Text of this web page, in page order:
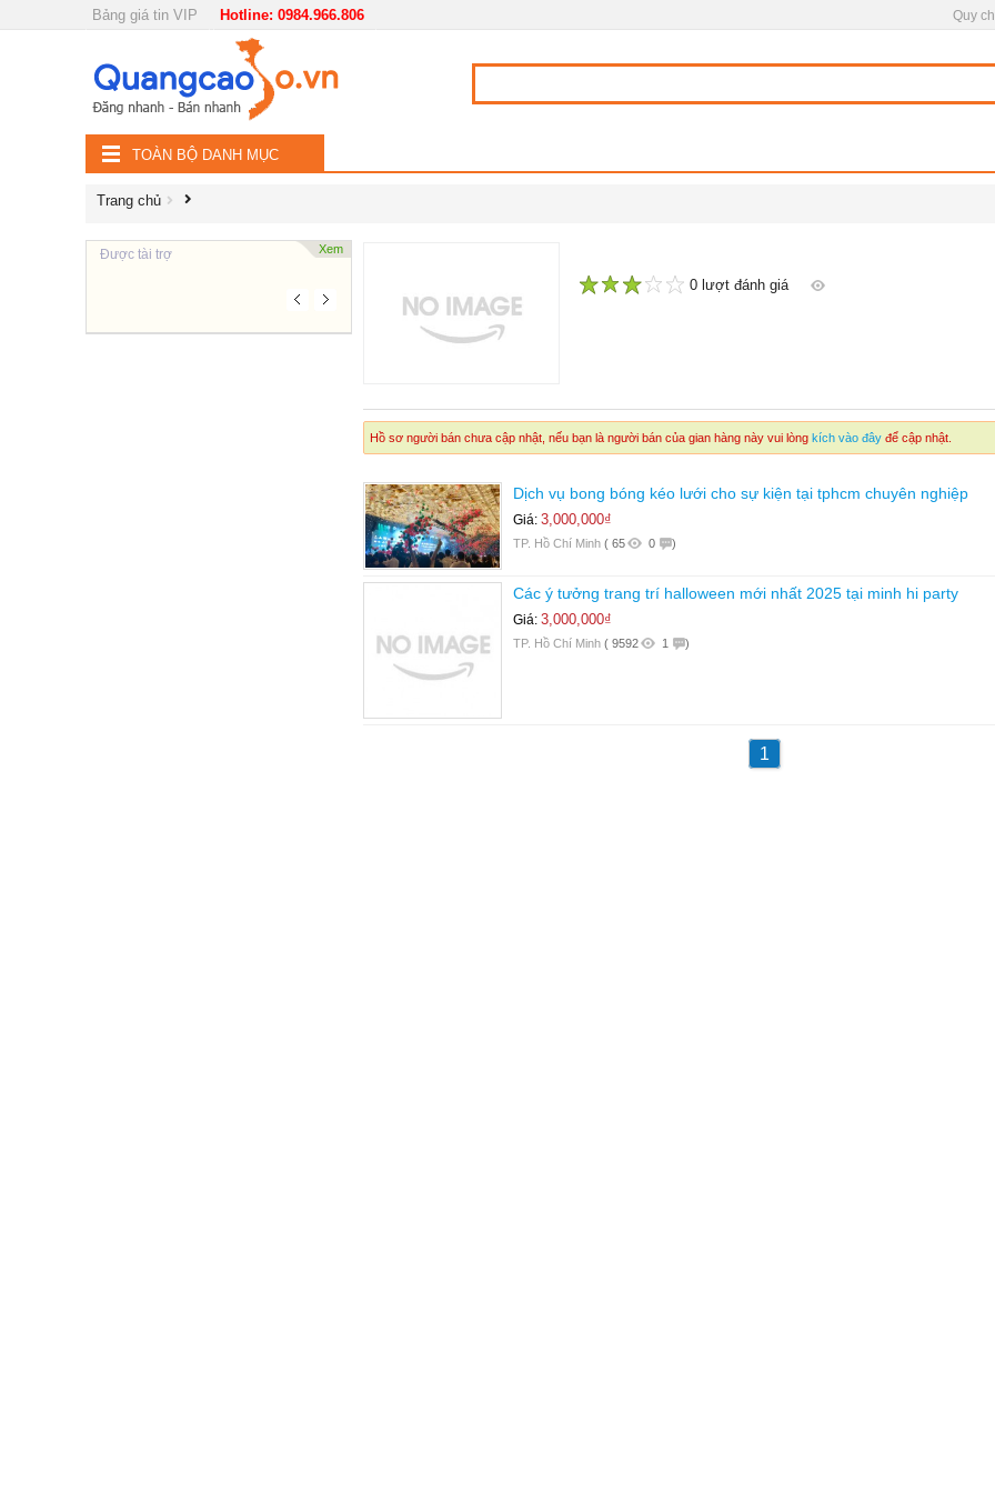
Bảng giá tin VIP Hotline: 0984.966.806 Quy
Nội, ngoại thất
Đồ gia dụng
Điện thoại, Viễn thông
TOÀN BỘ DANH MỤC
Trang chủ
Được tài trợ Xem
0 lượt đánh giá
Hồ sơ người bán chưa cập nhật, nếu bạn là người bán của gian hàng này vui lòng kích vào đây để cập nhật.
Dịch vụ bong bóng kéo lưới cho sự kiện tại tphcm chuyên nghiệp
Giá: 3,000,000₫
TP. Hồ Chí Minh ( 65 0 )
Các ý tưởng trang trí halloween mới nhất 2025 tại minh hi party
Giá: 3,000,000₫
TP. Hồ Chí Minh ( 9592 1 )
1